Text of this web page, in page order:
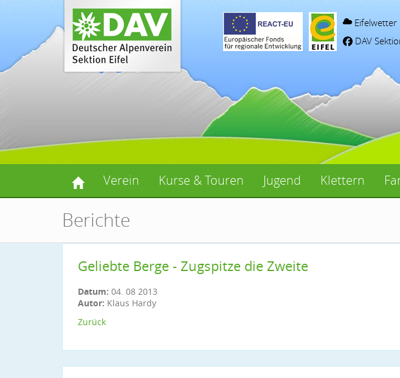
Eifelwetter
DAV
Verein Kurse & Touren Jugend Klettern
Berichte
Geliebte Berge - Zugspitze die Zweite
Datum: 04. 08 2013
Autor: Klaus Hardy
Zurück